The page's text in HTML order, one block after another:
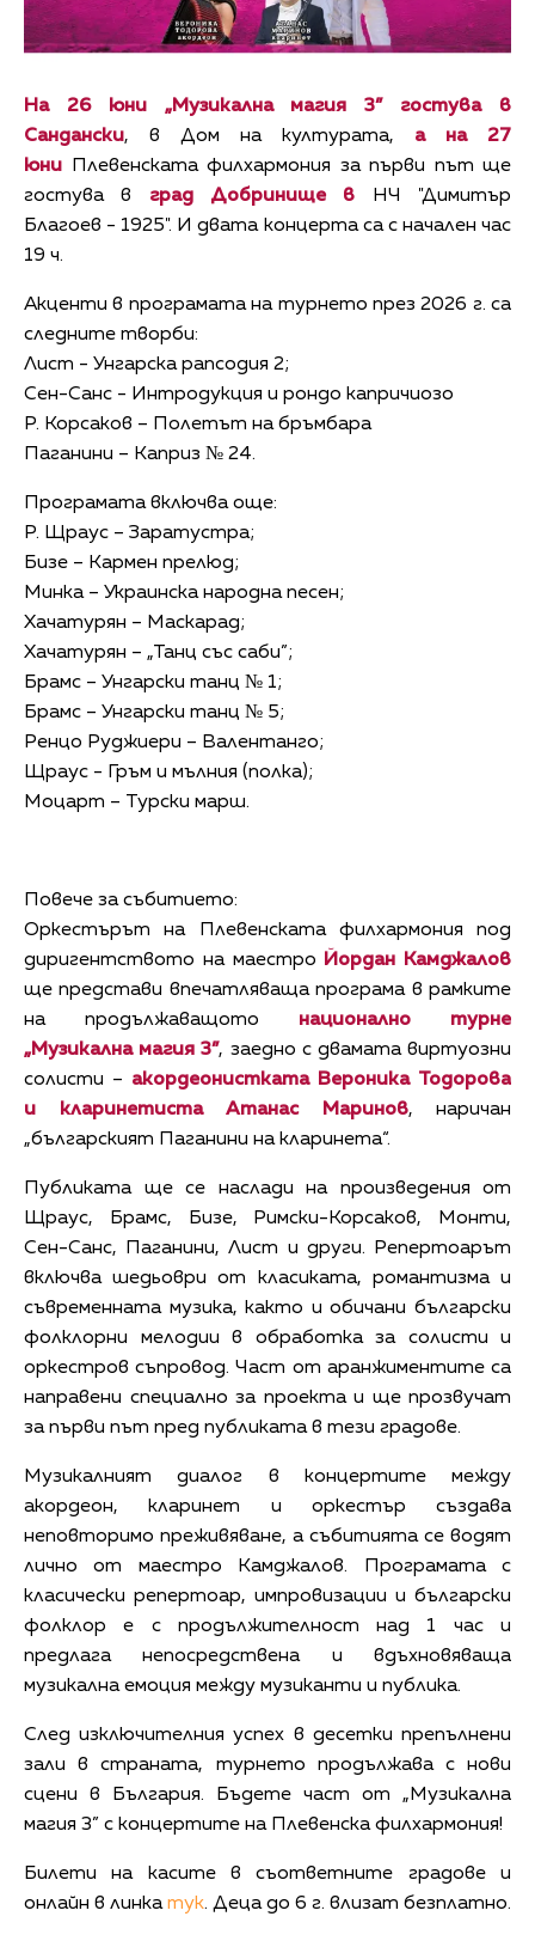
На 26 юни „Музикална магия 3” гостува в
Сандански, в Дом на културата, а на 27
юни Плевенската филхармония за първи път ще
гостува в град Добринище в
НЧ "Димитър
Благоев - 1925". И двата концерта са с начален час
19 ч.
Акценти в програмата на турнето през 2026 г. са
следните творби:
Лист - Унгарска рапсодия 2;
Сен-Санс - Интродукция и рондо капричиозо
Р. Корсаков – Полетът на бръмбара
Паганини – Каприз № 24.
Програмата включва още:
Р. Щраус – Заратустра;
Бизе – Кармен прелюд;
Минка – Украинска народна песен;
Хачатурян – Маскарад;
Хачатурян – „Танц със саби”;
Брамс – Унгарски танц № 1;
Брамс – Унгарски танц № 5;
Ренцо Руджиери – Валентанго;
Щраус - Гръм и мълния (полка);
Моцарт – Турски марш.
Повече за събитието:
Оркестърът на Плевенската филхармония под
диригентството на маестро
Йордан Камджалов
ще представи впечатляваща програма в рамките
на продължаващото национално турне
„Музикална магия 3”, заедно с двамата виртуозни
солисти – акордеонистката Вероника Тодорова
и кларинетиста Атанас Маринов, наричан
„българският Паганини на кларинета“.
Публиката ще се наслади на произведения от
Щраус, Брамс, Бизе, Римски-Корсаков, Монти,
Сен-Санс, Паганини, Лист и други. Репертоарът
включва шедьоври от класиката, романтизма и
съвременната музика, както и обичани български
фолклорни мелодии в обработка за солисти и
оркестров съпровод. Част от аранжиментите са
направени специално за проекта и ще прозвучат
за първи път пред публиката в тези градове.
Музикалният диалог в концертите между
акордеон, кларинет и оркестър създава
неповторимо преживяване, а събитията се водят
лично от маестро Камджалов. Програмата с
класически репертоар, импровизации и български
фолклор е с продължителност над 1 час и
предлага непосредствена и вдъхновяваща
музикална емоция между музиканти и публика.
След изключителния успех в десетки препълнени
зали в страната, турнето продължава с нови
сцени в България. Бъдете част от „Музикална
магия 3” с концертите на Плевенска филхармония!
Билети на касите в съответните градове и
онлайн в линкатук. Деца до 6 г. влизат безплатно.